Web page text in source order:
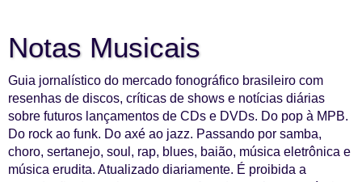
Notas Musicais
Guia jornalístico do mercado fonográfico brasileiro com
resenhas de discos, críticas de shows e notícias diárias
sobre futuros lançamentos de CDs e DVDs. Do pop à MPB.
Do rock ao funk. Do axé ao jazz. Passando por samba,
choro, sertanejo, soul, rap, blues, baião, música eletrônica e
música erudita. Atualizado diariamente. É proibida a